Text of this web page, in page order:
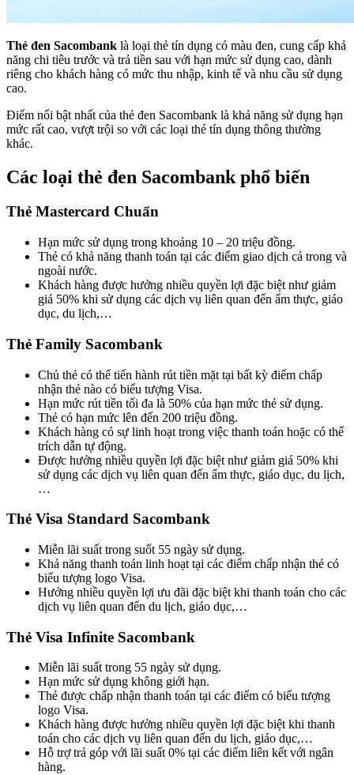
Thẻ đen Sacombank là loại thẻ tín dụng có màu đen, cung cấp khả
năng chi tiêu trước và trả tiền sau với hạn mức sử dụng cao, dành
riêng cho khách hàng có mức thu nhập, kinh tế và nhu cầu sử dụng
cao.
Điểm nổi bật nhất của thẻ đen Sacombank là khả năng sử dụng hạn
mức rất cao, vượt trội so với các loại thẻ tín dụng thông thường
khác.
Các loại thẻ đen Sacombank phổ biến
Thẻ Mastercard Chuẩn
Hạn mức sử dụng trong khoảng 10 – 20 triệu đồng.
Thẻ có khả năng thanh toán tại các điểm giao dịch cả trong và
ngoài nước.
Khách hàng được hưởng nhiều quyền lợi đặc biệt như giảm
giá 50% khi sử dụng các dịch vụ liên quan đến ẩm thực, giáo
dục, du lịch,…
Thẻ Family Sacombank
Chủ thẻ có thể tiến hành rút tiền mặt tại bất kỳ điểm chấp
nhận thẻ nào có biểu tượng Visa.
Hạn mức rút tiền tối đa là 50% của hạn mức thẻ sử dụng.
Thẻ có hạn mức lên đến 200 triệu đồng.
Khách hàng có sự linh hoạt trong việc thanh toán hoặc có thể
trích dẫn tự động.
Được hưởng nhiều quyền lợi đặc biệt như giảm giá 50% khi
sử dụng các dịch vụ liên quan đến ẩm thực, giáo dục, du lịch,
…
Thẻ Visa Standard Sacombank
Miễn lãi suất trong suốt 55 ngày sử dụng.
Khả năng thanh toán linh hoạt tại các điểm chấp nhận thẻ có
biểu tượng logo Visa.
Hưởng nhiều quyền lợi ưu đãi đặc biệt khi thanh toán cho các
dịch vụ liên quan đến du lịch, giáo dục,…
Thẻ Visa Infinite Sacombank
Miễn lãi suất trong 55 ngày sử dụng.
Hạn mức sử dụng không giới hạn.
Thẻ được chấp nhận thanh toán tại các điểm có biểu tượng
logo Visa.
Khách hàng được hưởng nhiều quyền lợi đặc biệt khi thanh
toán cho các dịch vụ liên quan đến du lịch, giáo dục,…
Hỗ trợ trả góp với lãi suất 0% tại các điểm liên kết với ngân
hàng.